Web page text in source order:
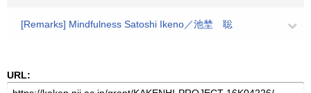
[Remarks] Mindfulness Satoshi Ikeno／池埜 聡
URL: